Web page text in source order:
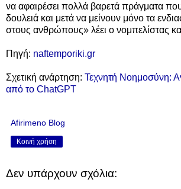
να αφαιρέσει πολλά βαρετά πράγματα
δουλειά και μετά να μείνουν μόνο τα
στους ανθρώπους» λέει ο νομπελίστας
Πηγή: naftemporiki.gr
Σχετική ανάρτηση: Τεχνητή Νοημοσύνη:
από το ChatGPT
Afirimeno Blog
Κοινή χρήση
Δεν υπάρχουν σχόλια: